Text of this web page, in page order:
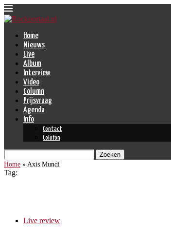
Home
Nieuws
Live
Album
Interview
Video
Column
Prijsvraag
Agenda
Info
Contact
Colofon
Zoeken
Home » Axis Mundi
Tag:
Live review